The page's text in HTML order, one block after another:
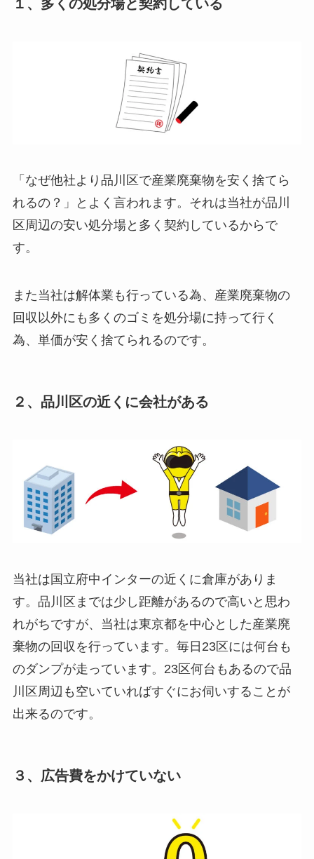
１、多くの処分場と契約している
「なぜ他社より品川区で産業廃棄物を安く捨てら
れるの？」とよく言われます。それは当社が品川
区周辺の安い処分場と多く契約しているからで
す。
また当社は解体業も行っている為、産業廃棄物の
回収以外にも多くのゴミを処分場に持って行く
為、単価が安く捨てられるのです。
２、品川区の近くに会社がある
当社は国立府中インターの近くに倉庫がありま
す。品川区までは少し距離があるので高いと思わ
れがちですが、当社は東京都を中心とした産業廃
棄物の回収を行っています。毎日23区には何台も
のダンプが走っています。23区何台もあるので品
川区周辺も空いていればすぐにお伺いすることが
出来るのです。
３、広告費をかけていない